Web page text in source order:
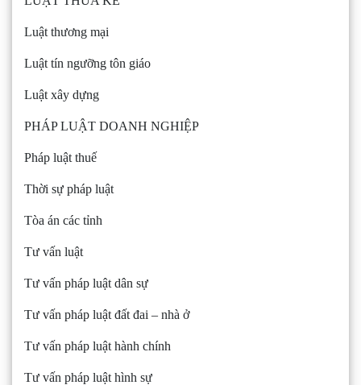
Luật thương mại
Luật tín ngưỡng tôn giáo
Luật xây dựng
PHÁP LUẬT DOANH NGHIỆP
Pháp luật thuế
Thời sự pháp luật
Tòa án các tỉnh
Tư vấn luật
Tư vấn pháp luật dân sự
Tư vấn pháp luật đất đai – nhà ở
Tư vấn pháp luật hành chính
Tư vấn pháp luật hình sự